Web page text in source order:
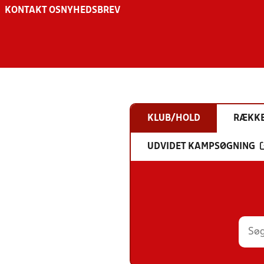
KONTAKT OS NYHEDSBREV
KLUB/HOLD
UDVIDET KAMPSØGNING